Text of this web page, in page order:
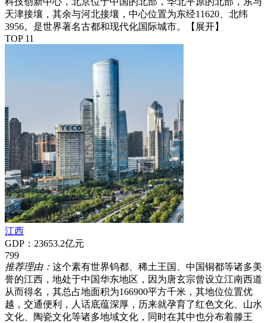
天津接壤，其余与河北接壤，中心位置为东经11620、北纬
3956。是世界著名古都和现代化国际城市。
【展开】
TOP 11
江西
GDP：23653.2亿元
799
推荐理由： 这个素有世界钨都、稀土王国、中国铜都等诸多美
誉的江西，地处于中国华东地区，因为唐玄宗曾设立江南西道
从而得名，其总占地面积为166900平方千米，其地位位置优
越，交通便利，人话底蕴深厚，历来就孕育了红色文化、山水
文化、陶瓷文化等诸多地域文化，同时在其中也分布着滕王